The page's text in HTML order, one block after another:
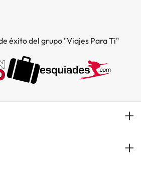
éxito del grupo "Viajes Para Ti"